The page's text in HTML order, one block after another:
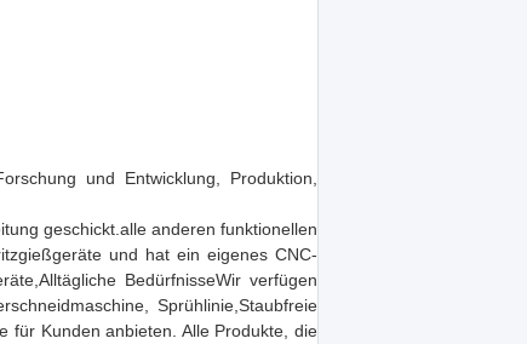
und Entwicklung, Produktion,
geschickt.alle anderen funktionellen
und hat ein eigenes CNC-
BedürfnisseWir verfügen
Sprühlinie,Staubfreie
für Kunden anbieten. Alle Produkte, die